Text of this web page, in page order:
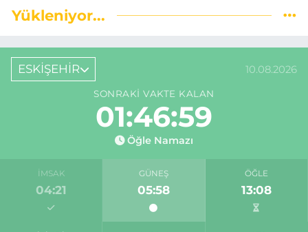
Yükleniyor...
ESKİŞEHİR 10.08.2026
SONRAKI VAKTE KALAN
01:46:59
Öğle Namazı
İMSAK
04:21
GÜNEŞ
05:58
ÖĞLE
13:08